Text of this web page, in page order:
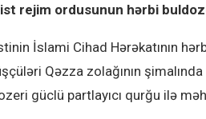
rejim ordusunun hərbi
İslami Cihad Hərəkatının
Qəzza zolağının
güclü partlayıcı qurğu ilə